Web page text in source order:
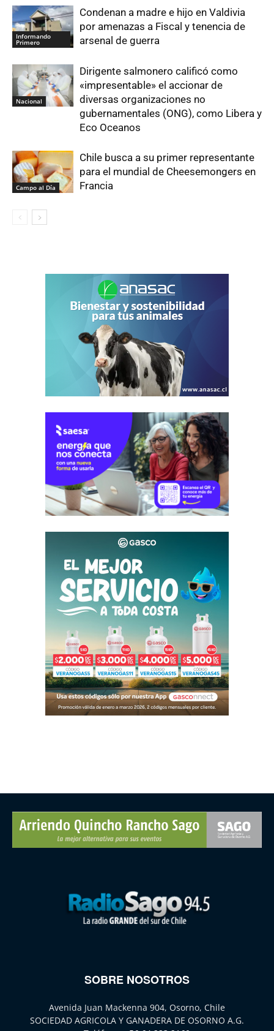
Informando
Primero
Condenan a madre e hijo en Valdivia
por amenazas a Fiscal y tenencia de
arsenal de guerra
Nacional
Dirigente salmonero calificó como
«impresentable» el accionar de
diversas organizaciones no
gubernamentales (ONG), como Libera y
Eco Oceanos
Campo al Día
Chile busca a su primer representante
para el mundial de Cheesemongers en
Francia
SOBRE NOSOTROS
Avenida Juan Mackenna 904, Osorno, Chile
SOCIEDAD AGRICOLA Y GANADERA DE OSORNO A.G.